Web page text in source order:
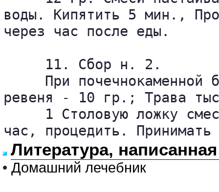
воды. Кипятить 5 мин.,
через час после еды.
     11. Сбор н. 2.
При почечнокаменной
ревеня - 10 гр.; Трава
1 Столовую ложку
час, процедить.
Литература,
• Домашний лечебник